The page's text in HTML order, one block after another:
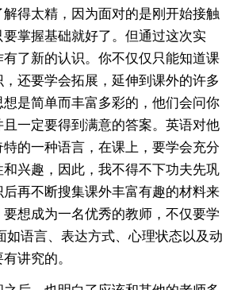
得太精，因为面对的是刚开始接触
掌握基础就好了。但通过这次实
了新的认识。你不仅仅只能知道课
还要学会拓展，延伸到课外的许多
是简单而丰富多彩的，他们会问你
一定要得到满意的答案。英语对他
的一种语言，在课上，要学会充分
兴趣，因此，我不得不下功夫先巩
后再不断搜集课外丰富有趣的材料来
想成为一名优秀的教师，不仅要学
如语言、表达方式、心理状态以及动
讲究的。